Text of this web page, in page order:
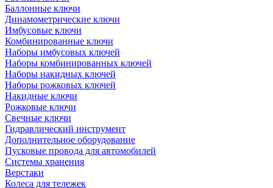
Баллонные ключи
Динамометрические ключи
Имбусовые ключи
Комбинированные ключи
Наборы имбусовых ключей
Наборы комбинированных ключей
Наборы накидных ключей
Наборы рожковых ключей
Накидные ключи
Рожковые ключи
Свечные ключи
Гидравлический инструмент
Дополнительное оборудование
Пусковые провода для автомобилей
Системы хранения
Верстаки
Колеса для тележек